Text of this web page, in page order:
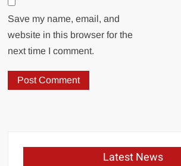
Save my name, email, and
website in this browser for the
next time I comment.
Latest News